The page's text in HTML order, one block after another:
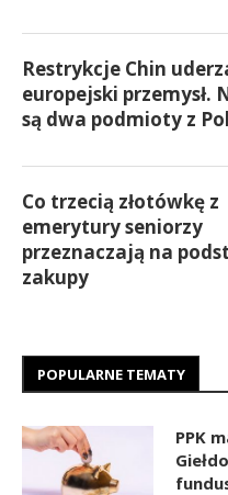
Restrykcje Chin
europejski przemysł.
są dwa podmioty z
Co trzecią złotówkę z
emerytury seniorzy
przeznaczają na
zakupy
POPULARNE TEMATY
PPK